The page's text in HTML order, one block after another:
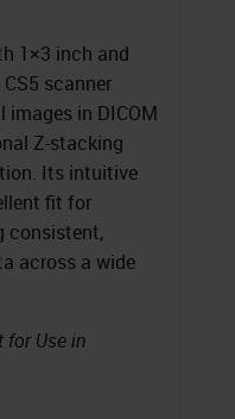
1×3 inch and
scanner
in DICOM
Z-stacking
Its intuitive
fit for
consistent,
across a wide
for Use in